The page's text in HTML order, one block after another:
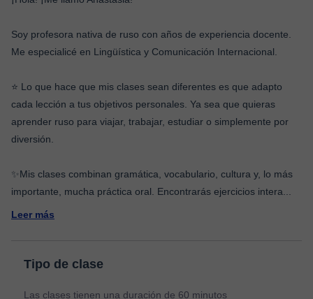
Soy profesora nativa de ruso con años de experiencia docente.
Me especialicé en Lingüística y Comunicación Internacional.
⭐️ Lo que hace que mis clases sean diferentes es que adapto
cada lección a tus objetivos personales. Ya sea que quieras
aprender ruso para viajar, trabajar, estudiar o simplemente por
diversión.
✨Mis clases combinan gramática, vocabulario, cultura y, lo más
importante, mucha práctica oral. Encontrarás ejercicios intera
Leer más
Tipo de clase
Las clases tienen una duración de 60 minutos